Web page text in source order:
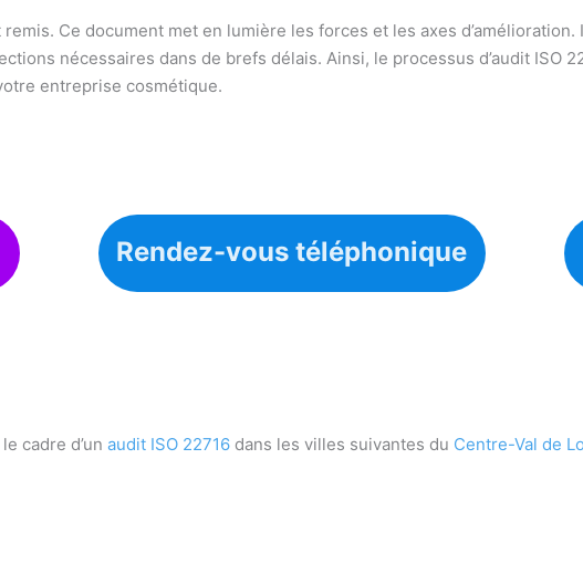
Ce document met en lumière les forces et les axes d’amélioration.
nécessaires dans de brefs délais. Ainsi, le processus d’audit ISO
entreprise cosmétique.
Rendez-vous téléphonique
cadre d’unaudit ISO 22716 dans les villes suivantes du Centre-Val de